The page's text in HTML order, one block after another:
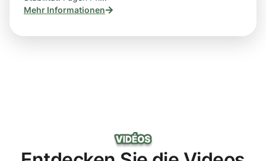
Mehr Informationen